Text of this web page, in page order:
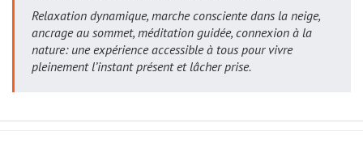
Relaxation dynamique, marche consciente dans la neige,
ancrage au sommet, méditation guidée, connexion à la
nature: une expérience accessible à tous pour vivre
pleinement l’instant présent et lâcher prise.